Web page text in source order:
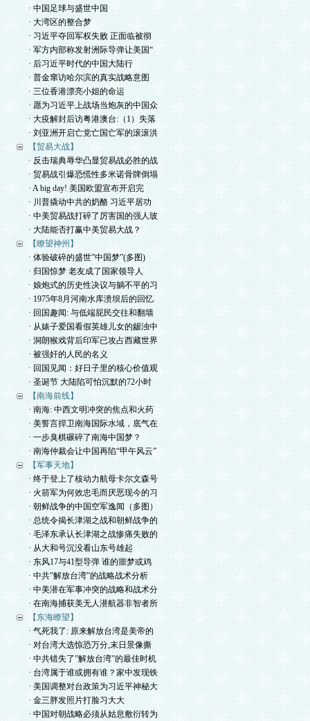
· 中国足球与盛世中国
· 大湾区的整合梦
· 习近平夺回军权失败 正面临被彻
· 军方内部称发射洲际导弹让美国“
· 后习近平时代的中国大陆行
· 普金窜访哈尔滨的真实战略意图
· 三位香港漂亮小姐的命运
· 愿为习近平上战场当炮灰的中国众
· 大疫解封后访粤港澳台:（1）失落
· 刘亚洲开启亡党亡国亡军的滚滚洪
【贸易大战】
· 反击瑞典辱华凸显贸易战必胜的战
· 贸易战引爆恐慌性多米诺骨牌倒塌
· A big day! 美国欧盟宣布开启完
· 川普撬动中共的奶酪 习近平居功
· 中美贸易战打碎了厉害国的强人玻
· 大陆能否打赢中美贸易大战？
【瞭望神州】
· 体验破碎的盛世”中国梦”(多图)
· 归国惊梦 老友成了国家领导人
· 娘炮式的历史性决议与躺不平的习
· 1975年8月河南水库溃坝后的回忆
· 回国趣闻: 与低端屁民交往和翻墙
· 从婊子爱国看假英雄儿女的龌浊中
· 洞朗猴戏背后印军已攻占西藏世界
· 被强奸的人民的名义
· 回国见闻：好日子里的核心价值观
· 圣诞节 大陆陷可怕沉默的72小时
【南海前线】
· 南海: 中西文明冲突的焦点和火药
· 美誓言捍卫南海国际水域，底气在
· 一步臭棋碾碎了南海中国梦？
· 南海仲裁会让中国再陷“甲午风云”
【军事天地】
· 终于登上了核动力航母卡尔文森号
· 火箭军为何效忠毛而厌恶现今的习
· 朝鲜战争的中国空军逸闻（多图）
· 总统令揭长津湖之战和朝鲜战争的
· 毛泽东承认长津湖之战惨痛失败的
· 从大和号沉没看山东号雄起
· 东风17与41型导弹 谁的噩梦或鸡
· 中共”解放台湾”的战略战术分析
· 中美潜在军事冲突的战略和战术分
· 在南海捕获美无人潜航器非智者所
【东海瞭望】
· 气死我了: 原来解放台湾是美帝的
· 对台湾大选惊恐万分,末日景像撕
· 中共错失了”解放台湾”的最佳时机
· 台湾属于谁或拥有谁？家中发现铁
· 美国调整对台政策为习近平神秘大
· 金三胖发照片打脸习大大
· 中国对朝战略必须从姑息敷衍转为